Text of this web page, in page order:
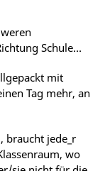
Schule…
mit
Tag mehr, an
braucht jede_r
wo